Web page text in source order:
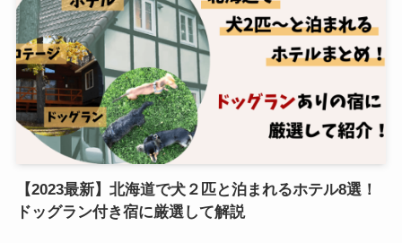
【2023最新】北海道で犬２匹と泊まれるホテル8選！
ドッグラン付き宿に厳選して解説